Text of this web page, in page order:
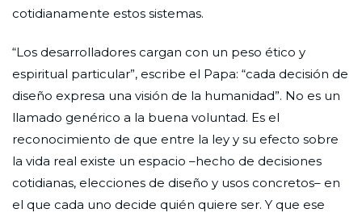
cotidianamente estos sistemas.
“Los desarrolladores cargan con un peso ético y
espiritual particular”, escribe el Papa: “cada decisión de
diseño expresa una visión de la humanidad”. No es un
llamado genérico a la buena voluntad. Es el
reconocimiento de que entre la ley y su efecto sobre
la vida real existe un espacio –hecho de decisiones
cotidianas, elecciones de diseño y usos concretos– en
el que cada uno decide quién quiere ser. Y que ese